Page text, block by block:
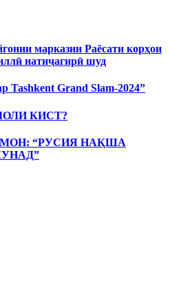
марказии Раёсати корҳои
натиҷагирӣ шуд
Tashkent Grand Slam-2024”
КИСТ?
“РУСИЯ НАҚША